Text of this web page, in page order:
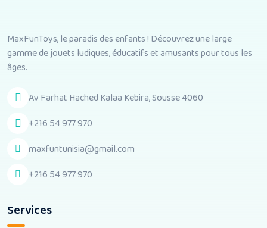
MaxFunToys, le paradis des enfants ! Découvrez une large
gamme de jouets ludiques, éducatifs et amusants pour tous les
âges.
Av Farhat Hached Kalaa Kebira, Sousse 4060
+216 54 977 970
maxfuntunisia@gmail.com
+216 54 977 970
Services